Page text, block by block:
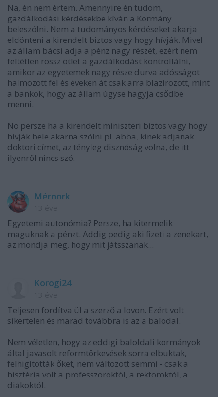
Na, én nem értem. Amennyire én tudom,
gazdálkodási kérdésekbe kíván a Kormány
beleszólni. Nem a tudományos kérdéseket akarja
eldönteni a kirendelt biztos vagy hogy hívják. Mivel
az állam bácsi adja a pénz nagy részét, ezért nem
feltétlen rossz ötlet a gazdálkodást kontrollálni,
amikor az egyetemek nagy része durva adósságot
halmozott fel és éveken át csak arra blazírozott, mint
a bankok, hogy az állam úgyse hagyja csődbe
menni.
No persze ha a kirendelt miniszteri biztos vagy hogy
hívják bele akarna szólni pl. abba, kinek adjanak
doktori címet, az tényleg disznóság volna, de itt
ilyenről nincs szó.
Mérnork
Egyetemi autonómia? Persze, ha kitermelik
maguknak a pénzt. Addig pedig aki fizeti a zenekart,
az mondja meg, hogy mit játsszanak...
Korogi24
Teljesen fordítva ül a szerző a lovon. Ezért volt
sikertelen és marad továbbra is az a balodal.
Nem véletlen, hogy az eddigi baloldali kormányok
által javasolt reformtörkevések sorra elbuktak,
felhigították őket, nem változott semmi - csak a
hisztéria volt a professzoroktól, a rektoroktól, a
diákoktól.